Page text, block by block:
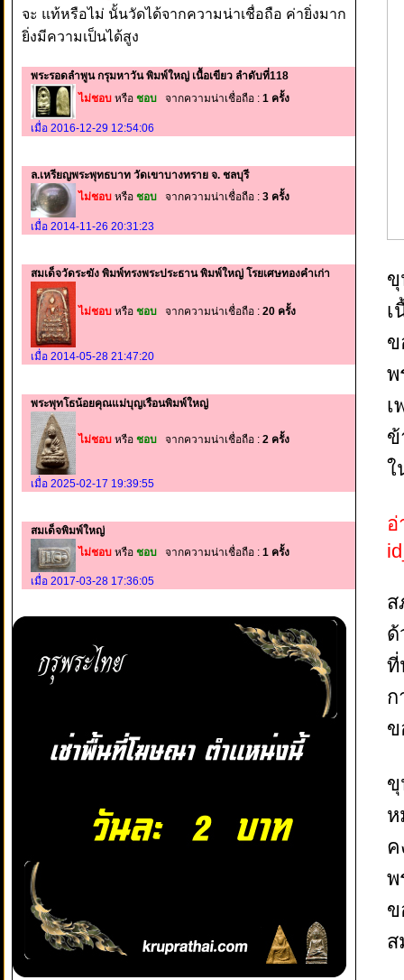
จะ แท้หรือไม่ นั้นวัดได้จากความน่าเชื่อถือ ค่ายิ่งมาก
ยิ่งมีความเป็นได้สูง
พระรอดลำพูน กรุมหาวัน พิมพ์ใหญ่ เนื้อเขียว ลำดับที่118
ไม่ชอบ หรือ ชอบ จากความน่าเชื่อถือ : 1 ครั้ง
เมื่อ 2016-12-29 12:54:06
ล.เหรียญพระพุทธบาท วัดเขาบางทราย จ. ชลบุรี
ไม่ชอบ หรือ ชอบ จากความน่าเชื่อถือ : 3 ครั้ง
เมื่อ 2014-11-26 20:31:23
สมเด็จวัดระฆัง พิมพ์ทรงพระประธาน พิมพ์ใหญ่ โรยเศษทองคำเก่า
ไม่ชอบ หรือ ชอบ จากความน่าเชื่อถือ : 20 ครั้ง
เมื่อ 2014-05-28 21:47:20
พระพุทโธน้อยคุณแม่บุญเรือนพิมพ์ใหญ่
ไม่ชอบ หรือ ชอบ จากความน่าเชื่อถือ : 2 ครั้ง
เมื่อ 2025-02-17 19:39:55
สมเด็จพิมพ์ใหญ่
ไม่ชอบ หรือ ชอบ จากความน่าเชื่อถือ : 1 ครั้ง
เมื่อ 2017-03-28 17:36:05
ขุ
เ
ข
พ
เ
ข้
ใ
อ่
ส
ด้
ที่
ก
ข
ขุ
ห
ค
พ
ข